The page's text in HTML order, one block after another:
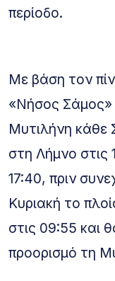
περίοδο.
Με βάση τον
«Νήσος
Μυτιλήνη κάθε
στη Λήμνο στις
17:40, πριν
Κυριακή το
στις 09:55 και
προορισμό τη